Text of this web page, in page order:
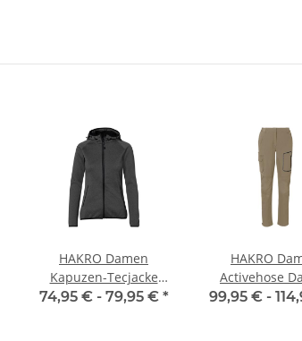
HAKRO Damen
Kapuzen-Tecjacke
Florida Damen
74,95 € - 79,95 € *
HAKRO
Activehose
99,95 € -